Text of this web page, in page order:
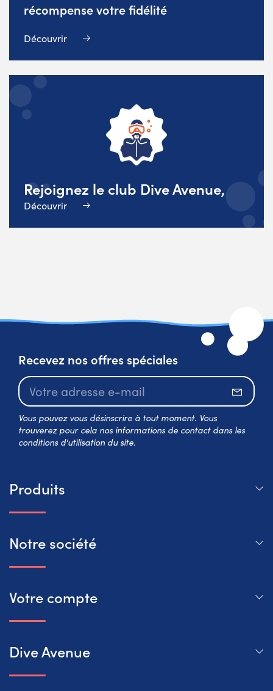
récompense votre fidélité
Découvrir
Rejoignez le club Dive Avenue,
Découvrir
Recevez nos offres spéciales
Vous pouvez vous désinscrire à tout moment. Vous
trouverez pour cela nos informations de contact dans les
conditions d'utilisation du site.
Produits
Notre société
Votre compte
Dive Avenue